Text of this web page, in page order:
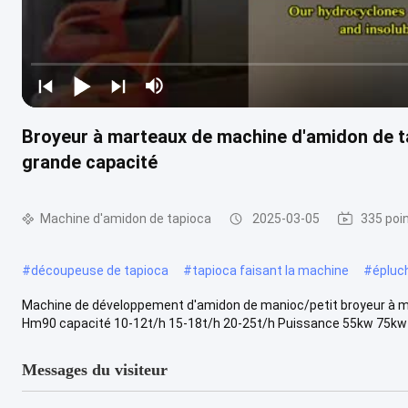
Broyeur à marteaux de machine d'amidon
grande capacité
Machine d'amidon de tapioca 2025-03-05 335
#découpeuse de tapioca #tapioca faisant la machine #
Machine de développement d'amidon de manioc/petit broyeur à
Hm90 capacité 10-12t/h 15-18t/h 20-25t/h Puissance 55kw 75kw
Messages du visiteur